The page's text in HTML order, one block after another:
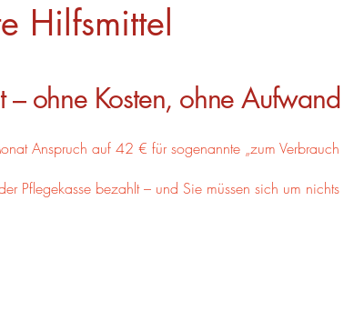
Hilfsmittel
ohne Kosten, ohne Aufwand
Anspruch auf 42 € für sogenannte „zum Verbrauch
Pflegekasse bezahlt – und Sie müssen sich um nichts